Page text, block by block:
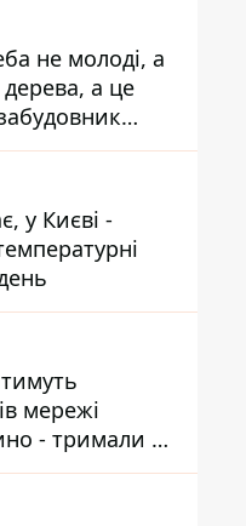
не молоді, а
а це
у Києві -
мережі
- тримали 39